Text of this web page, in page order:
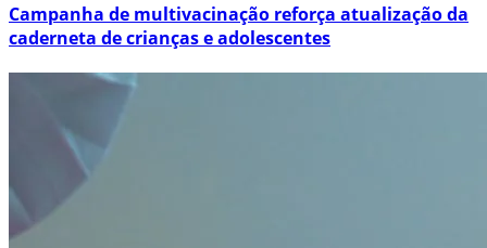
Campanha de multivacinação reforça atualização da
caderneta de crianças e adolescentes